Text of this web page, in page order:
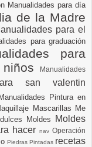
Manualidades para día
de la Madre
para el
para graduación
para
Manualidades
san valentin
Manualidades Pintura en
Mascarillas Me
Moldes
Moldes
hacer nav Operación
Piedras Pintadas recetas